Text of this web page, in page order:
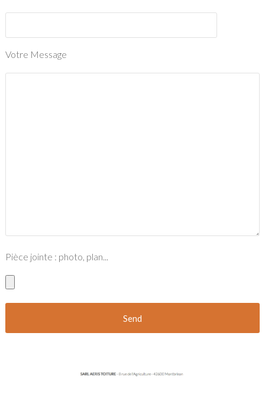
Votre Message
Pièce jointe : photo, plan...